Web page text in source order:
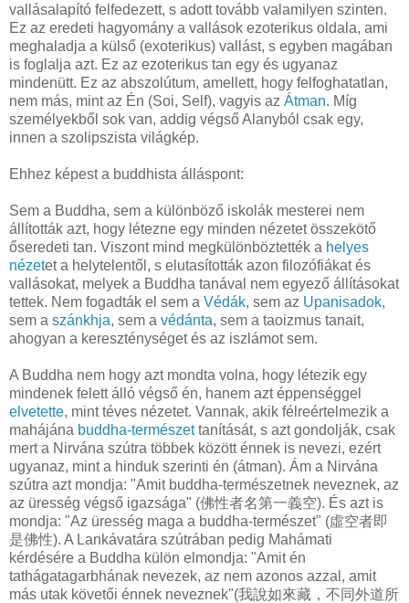
vallásalapító felfedezett, s adott tovább valamilyen szinten.
Ez az eredeti hagyomány a vallások ezoterikus oldala, ami
meghaladja a külső (exoterikus) vallást, s egyben magában
is foglalja azt. Ez az ezoterikus tan egy és ugyanaz
mindenütt. Ez az abszolútum, amellett, hogy felfoghatatlan,
nem más, mint az Én (Soi, Self), vagyis az Átman. Míg
személyekből sok van, addig végső Alanyból csak egy,
innen a szolipszista világkép.
Ehhez képest a buddhista álláspont:
Sem a Buddha, sem a különböző iskolák mesterei nem
állították azt, hogy létezne egy minden nézetet összekötő
őseredeti tan. Viszont mind megkülönböztették a helyes
nézetet a helytelentől, s elutasították azon filozófiákat és
vallásokat, melyek a Buddha tanával nem egyező állításokat
tettek. Nem fogadták el sem a Védák, sem az Upanisadok,
sem a szánkhja, sem a védánta, sem a taoizmus tanait,
ahogyan a kereszténységet és az iszlámot sem.
A Buddha nem hogy azt mondta volna, hogy létezik egy
mindenek felett álló végső én, hanem azt éppenséggel
elvetette, mint téves nézetet. Vannak, akik félreértelmezik a
mahájána buddha-természettanítását, s azt gondolják, csak
mert a Nirvána szútra többek között énnek is nevezi, ezért
ugyanaz, mint a hinduk szerinti én (átman). Ám a Nirvána
szútra azt mondja: "Amit buddha-természetnek neveznek, az
az üresség végső igazsága" (佛性者名第一義空). És azt is
mondja: "Az üresség maga a buddha-természet" (虛空者即
是佛性). A Lankávatára szútrában pedig Mahámati
kérdésére a Buddha külön elmondja: "Amit én
tathágatagarbhának nevezek, az nem azonos azzal, amit
más utak követői énnek neveznek"(我說如來藏，不同外道所